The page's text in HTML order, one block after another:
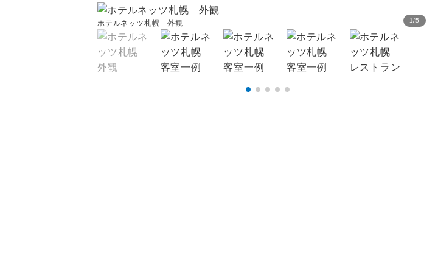
1/5
ホテルネッツ札幌 外観